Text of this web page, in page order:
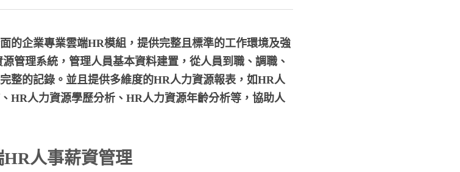
的企業專業雲端HR模組，提供完整且標準的工作環境及強
管理系統，管理人員基本資料建置，從人員到職、調職、
整的記錄。並且提供多維度的HR人力資源報表，如HR人
HR人力資源學歷分析、HR人力資源年齡分析等，協助人
人事薪資管理